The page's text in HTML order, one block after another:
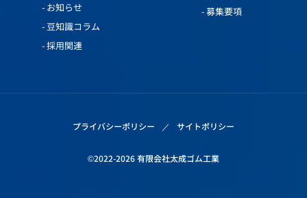
お知らせ
豆知識コラム
採用関連
募集要項
プライバシーポリシー サイトポリシー
©2022-2026 有限会社太成ゴム工業